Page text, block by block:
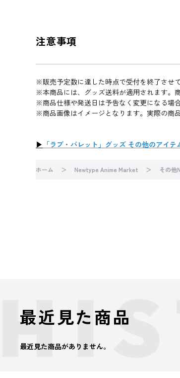
注意事項
※販売予定数に達した時点で受付を終了させ
※本商品には、グッズ送料が適用されます。
※商品仕様や発送日は予告なく変更になる場
※商品画像はイメージとなります。実際の商
▶ 「ラブ・バレット」グッズ その他のアイテ
ホーム Newtype Anime Market その他
最近見た商品
最近見た商品がありません。